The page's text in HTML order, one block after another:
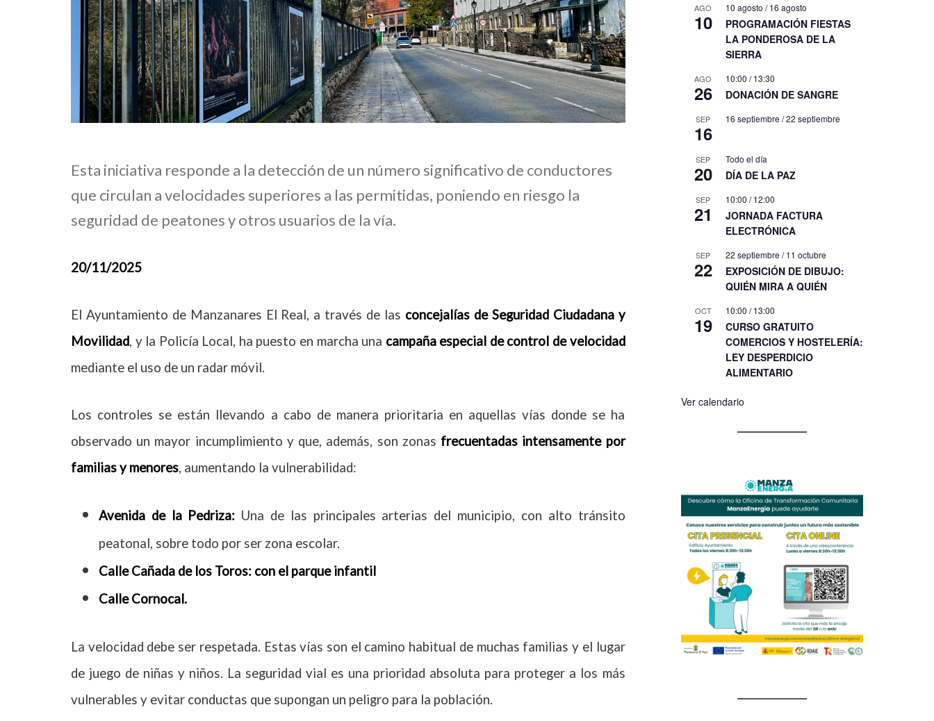
Esta iniciativa responde a la detección de un número significativo de conductores
que circulan a velocidades superiores a las permitidas, poniendo en riesgo la
seguridad de peatones y otros usuarios de la vía.
20/11/2025
El Ayuntamiento de Manzanares El Real, a través de las concejalías de Seguridad Ciudadana y
Movilidad, y la Policía Local, ha puesto en marcha una campaña especial de control de velocidad
mediante el uso de un radar móvil.
Los controles se están llevando a cabo de manera prioritaria en aquellas vías donde se ha
observado un mayor incumplimiento y que, además, son zonas frecuentadas intensamente por
familias y menores, aumentando la vulnerabilidad:
Avenida de la Pedriza: Una de las principales arterias del municipio, con alto tránsito
peatonal, sobre todo por ser zona escolar.
Calle Cañada de los Toros: con el parque infantil
Calle Cornocal.
La velocidad debe ser respetada. Estas vías son el camino habitual de muchas familias y el lugar
de juego de niñas y niños. La seguridad vial es una prioridad absoluta para proteger a los más
vulnerables y evitar conductas que supongan un peligro para la población.
AGO
10
10 agosto /16 agosto
PROGRAMACIÓN FIESTAS
LA PONDEROSA DE LA
SIERRA
AGO
26
10:00 /13:30
DONACIÓN DE SANGRE
SEP
16
16 septiembre /22 septiembre
SEP
20
Todo el día
DÍA DE LA PAZ
SEP
21
10:00 /12:00
JORNADA FACTURA
ELECTRÓNICA
SEP
22
22 septiembre /11 octubre
EXPOSICIÓN DE DIBUJO:
QUIÉN MIRA A QUIÉN
OCT
19
10:00 /13:00
CURSO GRATUITO
COMERCIOS Y HOSTELERÍA:
LEY DESPERDICIO
ALIMENTARIO
Ver calendario